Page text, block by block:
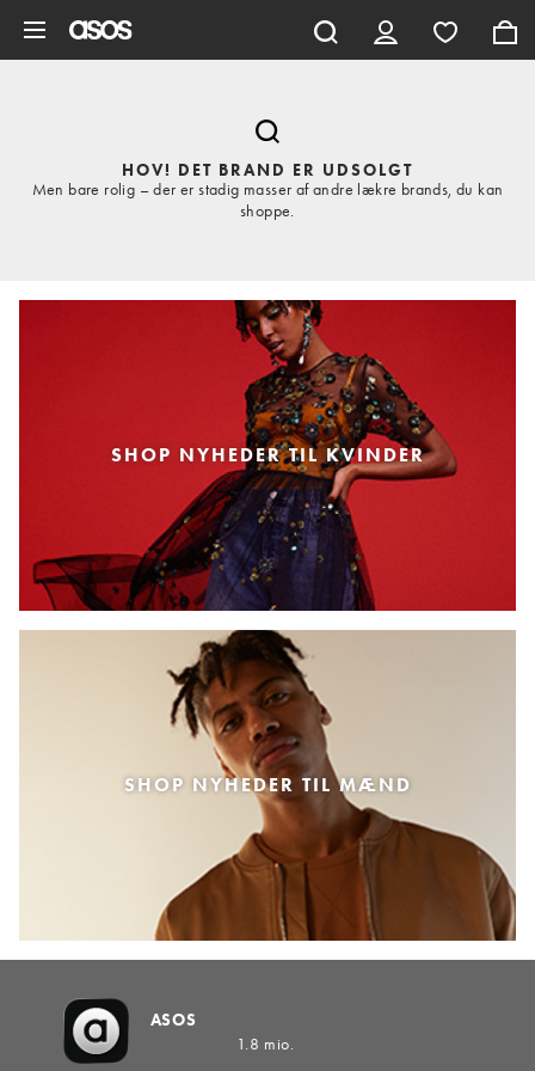
HOV! DET BRAND ER UDSOLGT
Men bare rolig – der er stadig masser af andre lækre brands, du kan
shoppe.
SHOP NYHEDER TIL KVINDER
SHOP NYHEDER TIL MÆND
ASOS
1.8 mio.